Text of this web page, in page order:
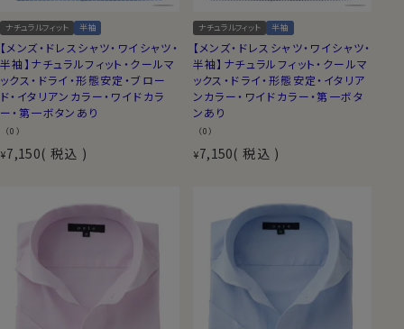
ナチュラルフィット 半袖
【メンズ・ドレスシャツ・ワイシャツ・
半袖】ナチュラルフィット・クールマ
ックス・ドライ・形態安定・ブロー
ド・イタリアンカラー・ワイドカラ
ー・第一ボタンあり
（0）
¥7,150 税込
ナチュラルフィット 半袖
【メンズ・ドレスシャツ・ワイシャツ・
半袖】ナチュラルフィット・クールマ
ックス・ドライ・形態安定・イタリア
ンカラー・ワイドカラー・第一ボタ
ンあり
（0）
¥7,150 税込